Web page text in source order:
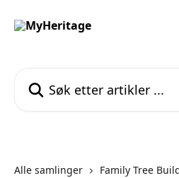
Alle samlinger
Family Tree